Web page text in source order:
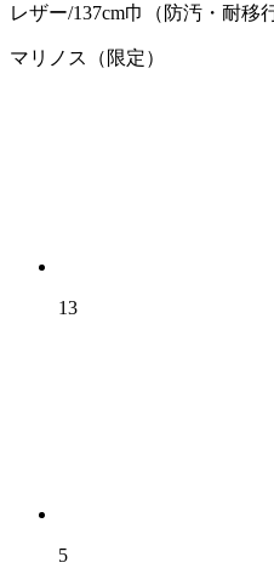
レザー/137cm巾（防汚・耐移
マリノス（限定）
13
5